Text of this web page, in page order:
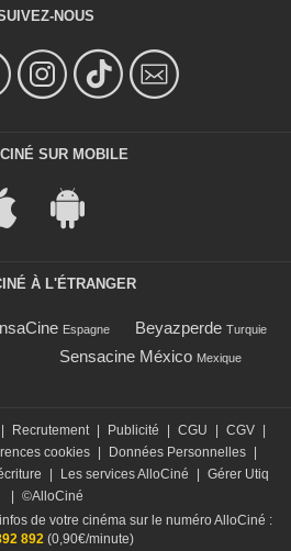
NOUS
SUR MOBILE
À L'ÉTRANGER
Espagne Beyazperde Turquie
Sensacine México Mexique
Recrutement Publicité CGU CGV
cookies Données Personnelles
Les services AlloCiné
Gérer Utiq
©AlloCiné
de votre cinéma sur le numéro AlloCiné :
892(0,90€/minute)